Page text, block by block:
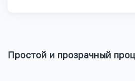
Простой и прозрачный